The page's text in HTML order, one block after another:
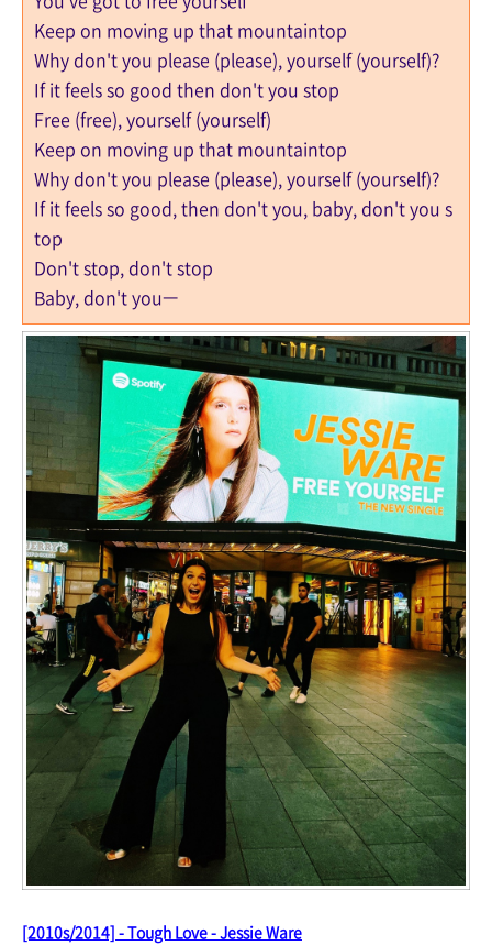
Keep on moving up that mountaintop
Why don't you please (please), yourself (yourself)?
If it feels so good then don't you stop
Free (free), yourself (yourself)
Keep on moving up that mountaintop
Why don't you please (please), yourself (yourself)?
If it feels so good, then don't you, baby, don't you s
top
Don't stop, don't stop
Baby, don't you—
[2010s/2014] - Tough Love - Jessie Ware